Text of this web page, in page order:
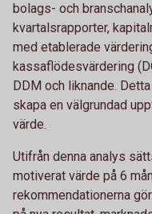
bolags- och
kvartalsrapporter,
med etablerade
kassaflödesvärdering
DDM och liknande.
skapa en välgrundad
värde.
Utifrån denna analys
motiverat värde på 6
rekommendationerna